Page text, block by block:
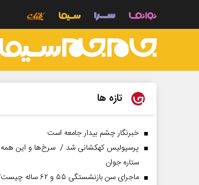
تازه ها
خبرنگار چشم بیدار جامعه است
پرسپولیس کهکشانی شد / سرخ‌ها و این همه
ستاره جوان
ماجرای سن بازنشستگی ۵۵ و ۶۲ ساله چیست؟